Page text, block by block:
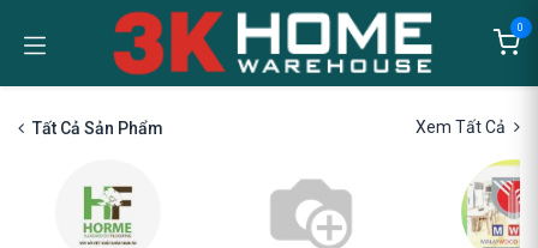
Bỏ qua để đến Nội dung
0
Tất Cả Sản Phẩm Xem Tất Cả